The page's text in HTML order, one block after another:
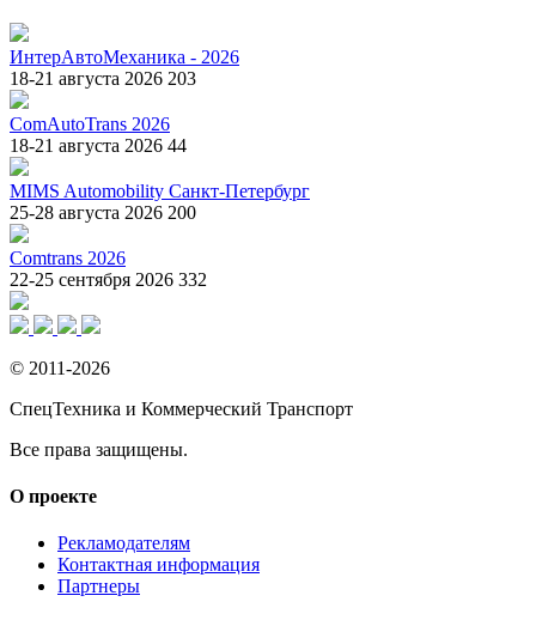
ИнтерАвтоМеханика - 2026
18-21 августа 2026 203
ComAutoTrans 2026
18-21 августа 2026 44
MIMS Automobility Санкт-Петербург
25-28 августа 2026 200
Comtrans 2026
22-25 сентября 2026 332
© 2011-2026
СпецТехника и Коммерческий Транспорт
Все права защищены.
О проекте
Рекламодателям
Контактная информация
Партнеры